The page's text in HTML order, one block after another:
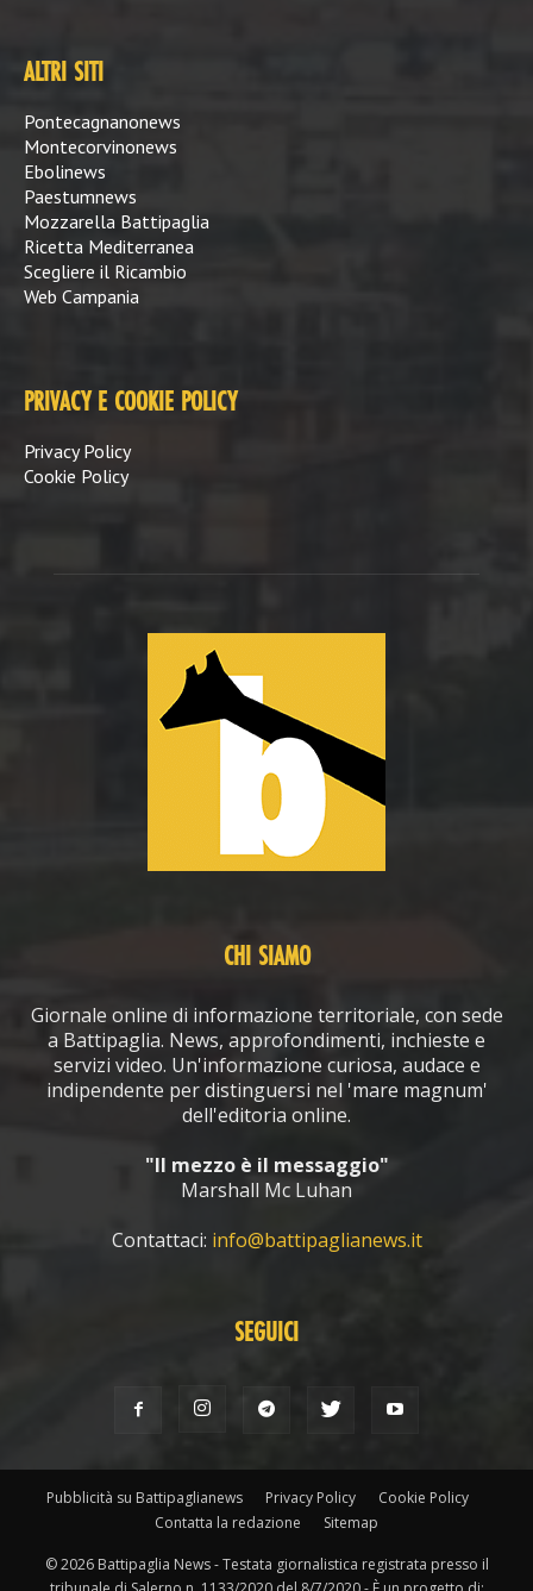
ALTRI SITI
Pontecagnanonews
Montecorvinonews
Ebolinews
Paestumnews
Mozzarella Battipaglia
Ricetta Mediterranea
Scegliere il Ricambio
Web Campania
PRIVACY E COOKIE POLICY
Privacy Policy
Cookie Policy
CHI SIAMO
Giornale online di informazione territoriale, con sede
a Battipaglia. News, approfondimenti, inchieste e
servizi video. Un'informazione curiosa, audace e
indipendente per distinguersi nel 'mare magnum'
dell'editoria online.
"Il mezzo è il messaggio"
Marshall Mc Luhan
Contattaci: info@battipaglianews.it
SEGUICI
Pubblicità su Battipaglianews Privacy Policy
Cookie Policy
Contatta la redazione
Sitemap
© 2026 Battipaglia News - Testata giornalistica registrata presso il